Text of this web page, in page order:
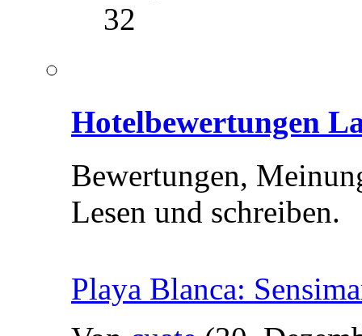
32
Hotelbewertungen
Bewertungen,
Lesen und schreiben.
Playa Blanca: